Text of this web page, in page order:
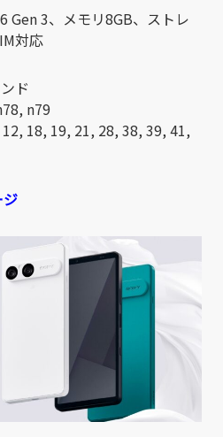
Gen 3、メモリ8GB、ストレ
対応
ド
n79
18, 19, 21, 28, 38, 39, 41,
ジ